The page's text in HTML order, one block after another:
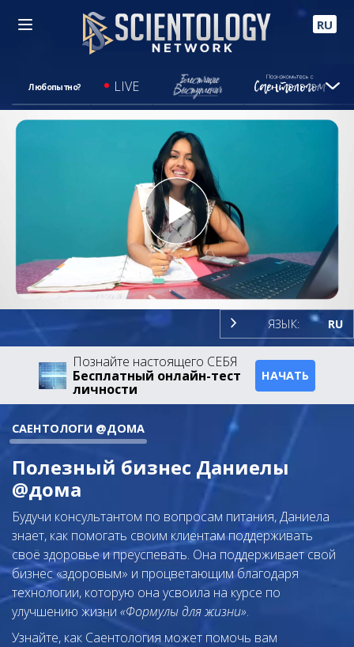
RU
Любопытно? LIVE
Play
Video
ЯЗЫК: RU
Познайте настоящего СЕБЯ
Бесплатный онлайн-тест
личности
НАЧАТЬ
САЕНТОЛОГИ @ДОМА
Полезный бизнес Даниелы
@дома
Будучи консультантом по вопросам питания, Даниела
знает, как помогать своим клиентам поддерживать
своё здоровье и преуспевать. Она поддерживает свой
бизнес «здоровым» и процветающим благодаря
технологии, которую она усвоила на курсе по
улучшению жизни «Формулы для жизни».
Узнайте, как Саентология может помочь вам